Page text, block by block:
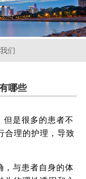
们
哪些
但是很多的患者不
合理的护理，导致
，与患者自身的体